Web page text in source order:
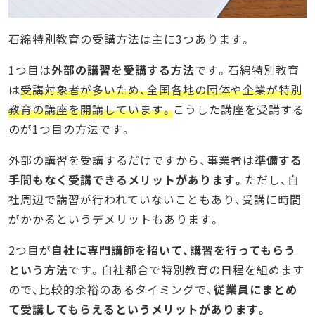
石綿特別教育の受講方法は主に3つあります。
1つ目は外部の講習を受講する方法です。石綿特別教育
は受講対象者が多いため、全国各地の団体や企業が特別
教育の講座を開講しています。こうした講座を受講する
のが1つ目の方法です。
外部の講習を受講するだけですから、事業者は準備する
手間もなく受講できるメリットがあります。 ただし、自
社周辺で講習が行われていないこともあり、受講に時間
がかかるというデメリットもあります。
2つ目が自社に専門講師を招いて、講習を行ってもらう
という方法です。自社都合で特別教育の日程を組めます
ので、比較的余裕のあるタイミングで、 従業員にまとめ
て受講してもらえるというメリットがあります。